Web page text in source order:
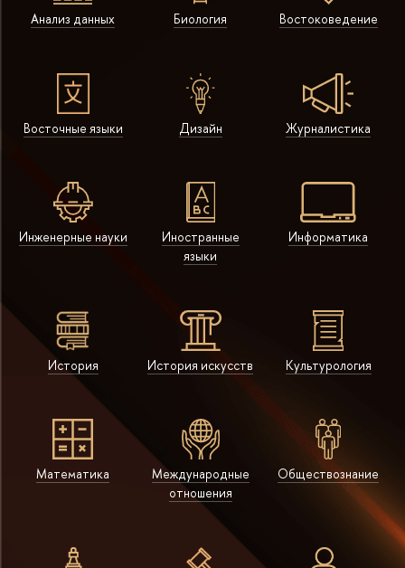
Анализ данных Биология Востоковедение
Восточные языки Дизайн Журналистика
Инженерные науки
Иностранные
языки
Информатика
История История искусств Культурология
Математика
Международные
отношения
Обществознание